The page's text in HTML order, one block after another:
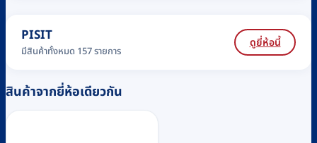
PISIT
มีสินค้าทั้งหมด 157 รายการ
ดูยี่ห้อนี้
สินค้าจากยี่ห้อเดียวกัน